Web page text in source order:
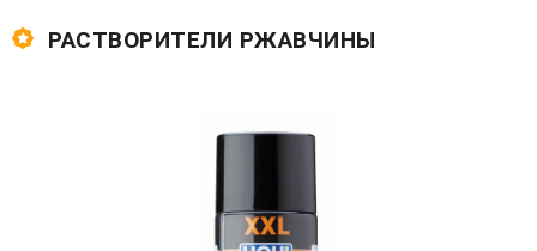
РАСТВОРИТЕЛИ РЖАВЧИНЫ